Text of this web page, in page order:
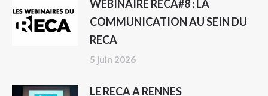
WEBINAIRE RECA#8 : LA
COMMUNICATION AU SEIN DU
RECA
5 juin 2026
LE RECA A RENNES